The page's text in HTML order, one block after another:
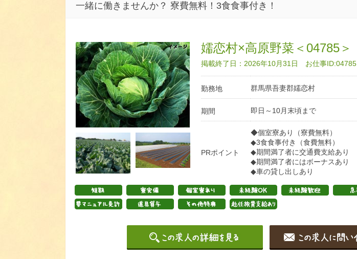
一緒に働きませんか？ 寮費無料！3食食事付き！
嬬恋村×高原野菜＜04785＞
掲載終了日：2026年10月31日 お仕事ID:04785
勤務地 群馬県吾妻郡嬬恋村
期間 即日～10月末頃まで
PRポイント
◆個室寮あり（寮費無料）
◆3食食事付き（食費無料）
◆期間満了者に交通費支給あり
◆期間満了者にはボーナスあり
◆車の貸し出しあり